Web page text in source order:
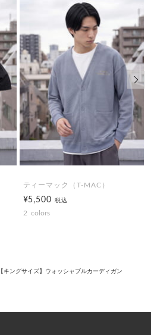
ティーマック（T-MAC）
¥5,500税込
2 colors
次
【キングサイズ】ウォッシャブルカーディガン